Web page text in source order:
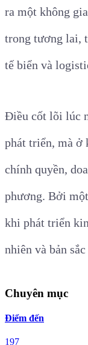
ra một không
trong tương lai,
tế biển và
Điều cốt lõi lúc
phát triển, mà ở
chính quyền,
phương. Bởi
khi phát triển
nhiên và bản
Chuyên mục
Điểm đến
197